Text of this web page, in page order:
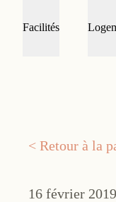
Facilités
< Retour à la
16 février 2019